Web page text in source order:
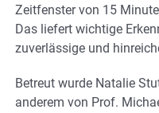
Zeitfenster von 15
Das liefert wichtige
zuverlässige und
Betreut wurde Natalie
anderem von Prof.